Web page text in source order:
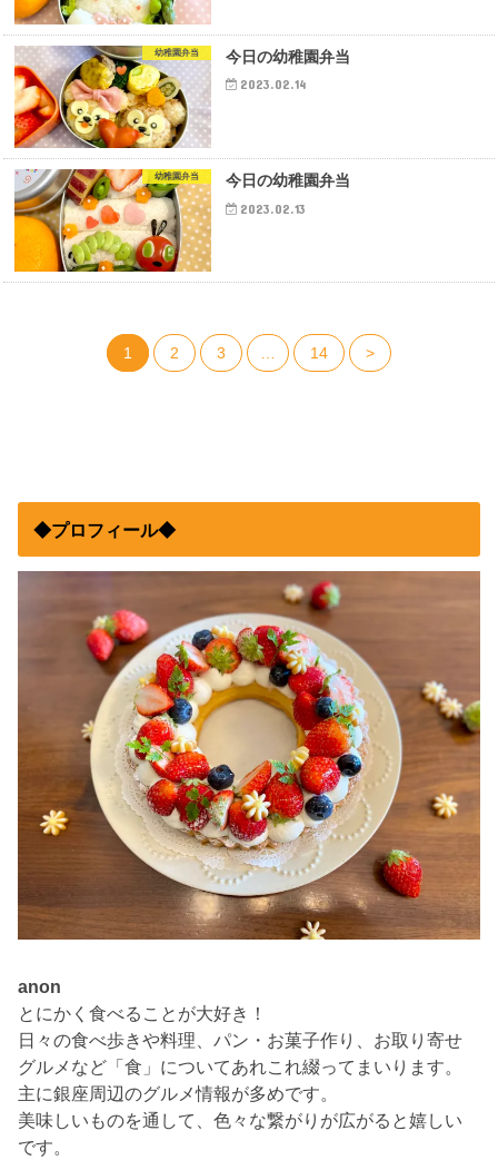
幼稚園弁当 今日の幼稚園弁当
2023.02.14
幼稚園弁当 今日の幼稚園弁当
2023.02.13
1 2 3 14 >
◆プロフィール◆
anon
とにかく食べることが大好き！
日々の食べ歩きや料理、パン・お菓子作り、お取り寄せ
グルメなど「食」についてあれこれ綴ってまいります。
主に銀座周辺のグルメ情報が多めです。
美味しいものを通して、色々な繋がりが広がると嬉しい
です。